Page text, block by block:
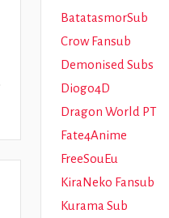
BatatasmorSub
Crow Fansub
Demonised Subs
Diogo4D
Dragon World PT
Fate4Anime
FreeSouEu
KiraNeko Fansub
Kurama Sub